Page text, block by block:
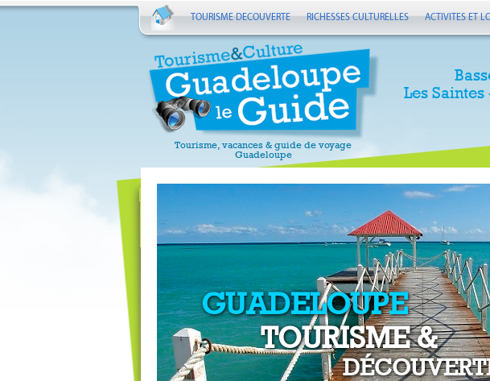
Tourisme, vacances & guide de voyage
Guadeloupe
Les
TOURISME DECOUVERTE RICHESSES CULTURELLES ACTIVITES ET
GUADELOUPE
TOURISME &